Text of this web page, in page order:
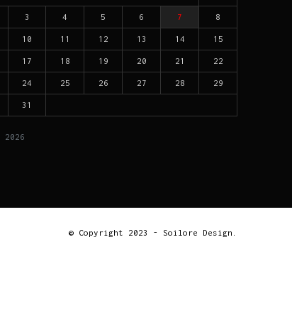
2026
3 4 5 6 7 8
10 11 12 13 14 15
17 18 19 20 21 22
24 25 26 27 28 29
31
© Copyright 2023 - Soilore Design.